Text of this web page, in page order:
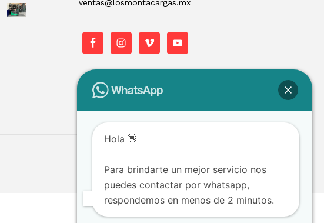
ventas@losmontacargas.mx
Hola 👋
Para brindarte un mejor servicio nos
puedes contactar por whatsapp,
respondemos en menos de 2 minutos.